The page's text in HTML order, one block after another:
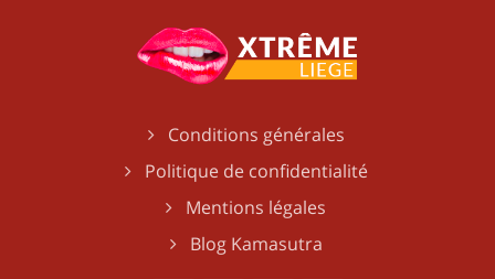
Conditions générales
Politique de confidentialité
Mentions légales
Blog Kamasutra